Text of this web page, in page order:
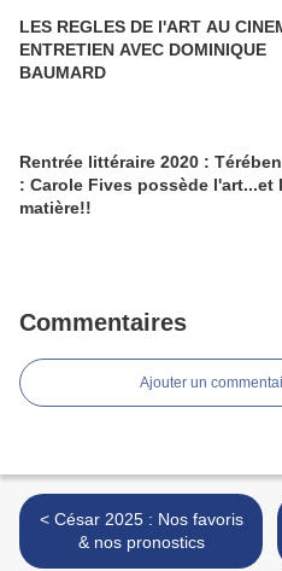
LES REGLES DE l'ART AU
ENTRETIEN AVEC DOMINIQUE
BAUMARD
Rentrée littéraire 2020 :
: Carole Fives possède l'art...et
matière!!
Commentaires
Ajouter un
< César 2025 : Nos favoris
& nos pronostics